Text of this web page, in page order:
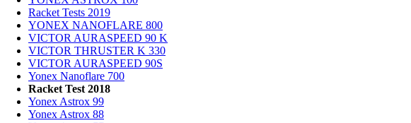
Racket Tests 2019
YONEX NANOFLARE 800
VICTOR AURASPEED 90 K
VICTOR THRUSTER K 330
VICTOR AURASPEED 90S
Yonex Nanoflare 700
Racket Test 2018
Yonex Astrox 99
Yonex Astrox 88